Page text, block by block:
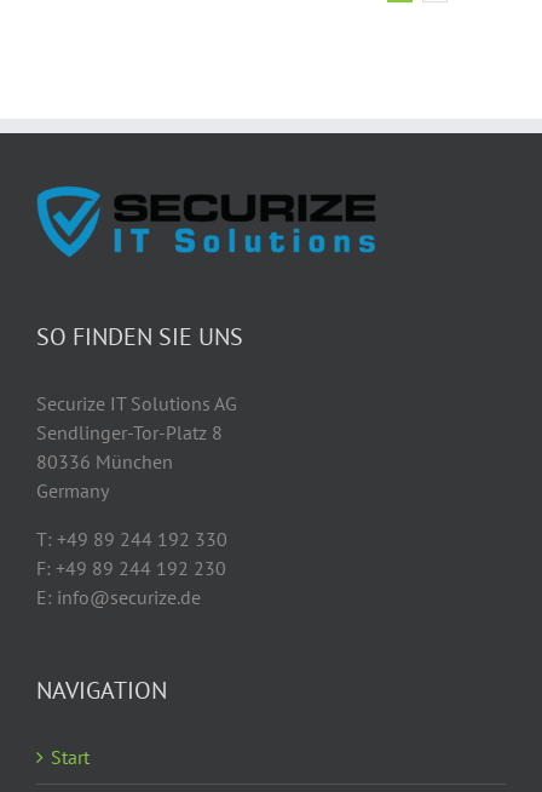
ca.
CHF
0,5
SO FINDEN SIE UNS
Securize IT Solutions AG
Sendlinger-Tor-Platz 8
80336 München
Germany
T: +49 89 244 192 330
F: +49 89 244 192 230
E: info@securize.de
NAVIGATION
Start